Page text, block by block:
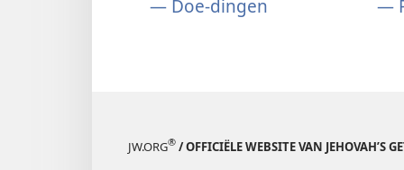
vriend
— Doe-dingen
—
JW.ORG® / OFFICIËLE WEBSITE VAN JEHOVAH’S